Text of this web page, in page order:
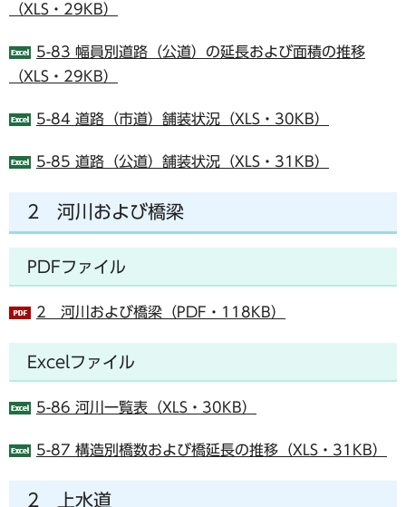
（XLS・29KB）
5-83 幅員別道路（公道）の延長および面積の推移
（XLS・29KB）
5-84 道路（市道）舗装状況（XLS・30KB）
5-85 道路（公道）舗装状況（XLS・31KB）
2 河川および橋梁
PDFファイル
2 河川および橋梁（PDF・118KB）
Excelファイル
5-86 河川一覧表（XLS・30KB）
5-87 構造別橋数および橋延長の推移（XLS・31KB）
2 上水道